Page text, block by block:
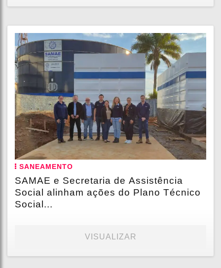
SANEAMENTO
SAMAE e Secretaria de Assistência
Social alinham ações do Plano Técnico
Social...
VISUALIZAR